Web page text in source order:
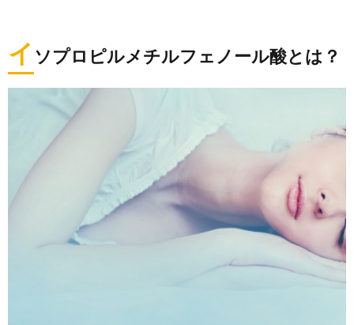
イ ソプロピルメチルフェノール酸とは？